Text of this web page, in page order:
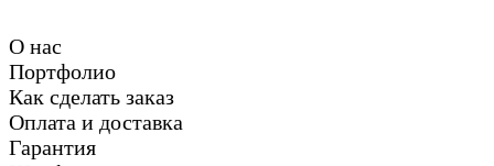
О нас
Портфолио
Как сделать заказ
Оплата и доставка
Гарантия